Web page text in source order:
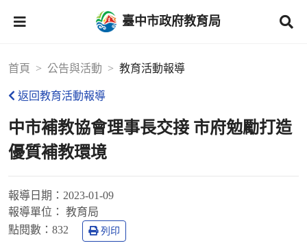
臺中市政府教育局
首頁 公告與活動 教育活動報導
返回教育活動報導
中市補教協會理事長交接 市府勉勵打造
優質補教環境
報導日期： 2023-01-09
報導單位：
教育局
點閱數： 832 列印